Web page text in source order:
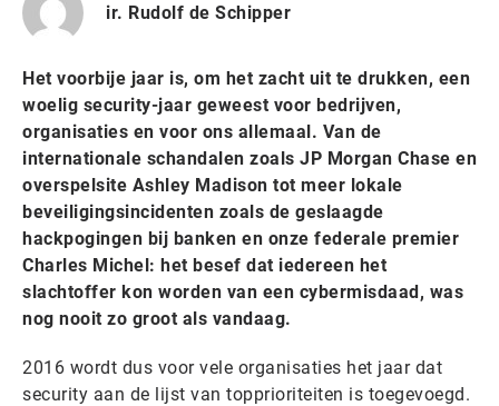
ir. Rudolf de Schipper
Het voorbije jaar is, om het zacht uit te drukken, een
woelig security-jaar geweest voor bedrijven,
organisaties en voor ons allemaal. Van de
internationale schandalen zoals JP Morgan Chase en
overspelsite Ashley Madison tot meer lokale
beveiligingsincidenten zoals de geslaagde
hackpogingen bij banken en onze federale premier
Charles Michel: het besef dat iedereen het
slachtoffer kon worden van een cybermisdaad, was
nog nooit zo groot als vandaag.
2016 wordt dus voor vele organisaties het jaar dat
security aan de lijst van topprioriteiten is toegevoegd.